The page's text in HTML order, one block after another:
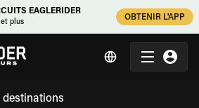
EAGLERIDER
et plus
OBTENIR L'APP